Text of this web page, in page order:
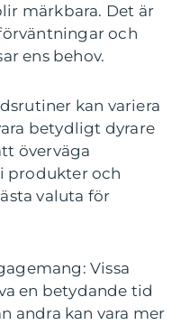
märkbara. Det är
och
ens behov.
kan variera
betydligt dyrare
överväga
produkter och
valuta för
Vissa
en betydande tid
andra kan vara mer